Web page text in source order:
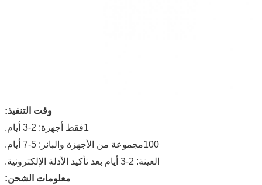
وقت التنفيذ:
1فقط أجهزة: 2-3 أيام.
100مجموعة من الأجهزة والبانر: 5-7 أيام.
العينة: 2-3 أيام بعد تأكيد الأدلة الإلكترونية.
معلومات الشحن: